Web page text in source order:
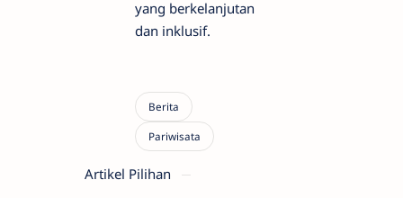
yang berkelanjutan
dan inklusif.
Artikel Pilihan